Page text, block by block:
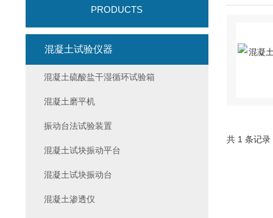
共 1 条记
PRODUCTS
混凝土试验仪器
混凝土硫酸盐干湿循环试验箱
混凝土磨平机
振动台法试验装置
混凝土试块振动平台
混凝土试块振动台
混凝土渗透仪